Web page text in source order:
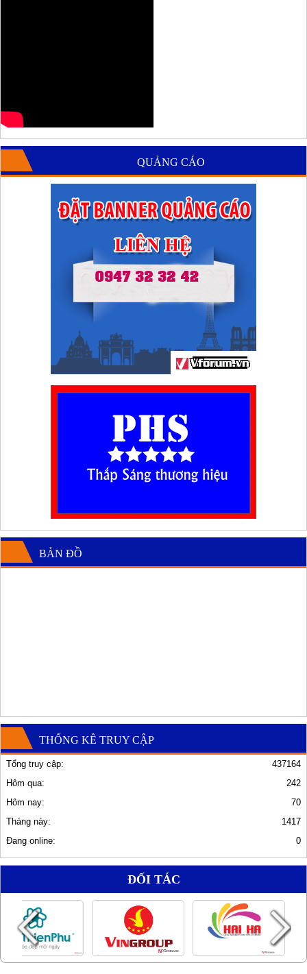
QUẢNG CÁO
BẢN ĐỒ
THỐNG KÊ TRUY CẬP
437164
Tổng truy cập:
242
Hôm qua:
70
Hôm nay:
1417
Tháng này:
0
Đang online:
ĐỐI TÁC